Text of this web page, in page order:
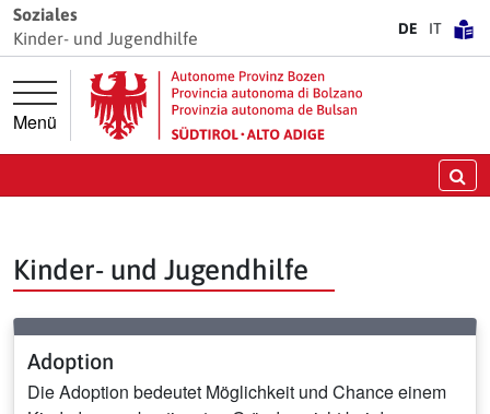
Springe direkt zur Hauptnavigation
Springe direkt zum Inhalt
Soziales
Kinder- und Jugendhilfe
DE IT
Menü
Frühe Hilfen - Südtirol
weiter
Kinder- und Jugendhilfe
Adoption
Die Adoption bedeutet Möglichkeit und Chance einem